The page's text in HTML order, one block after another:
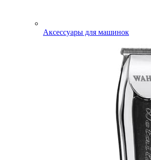
Аксессуары для машинок